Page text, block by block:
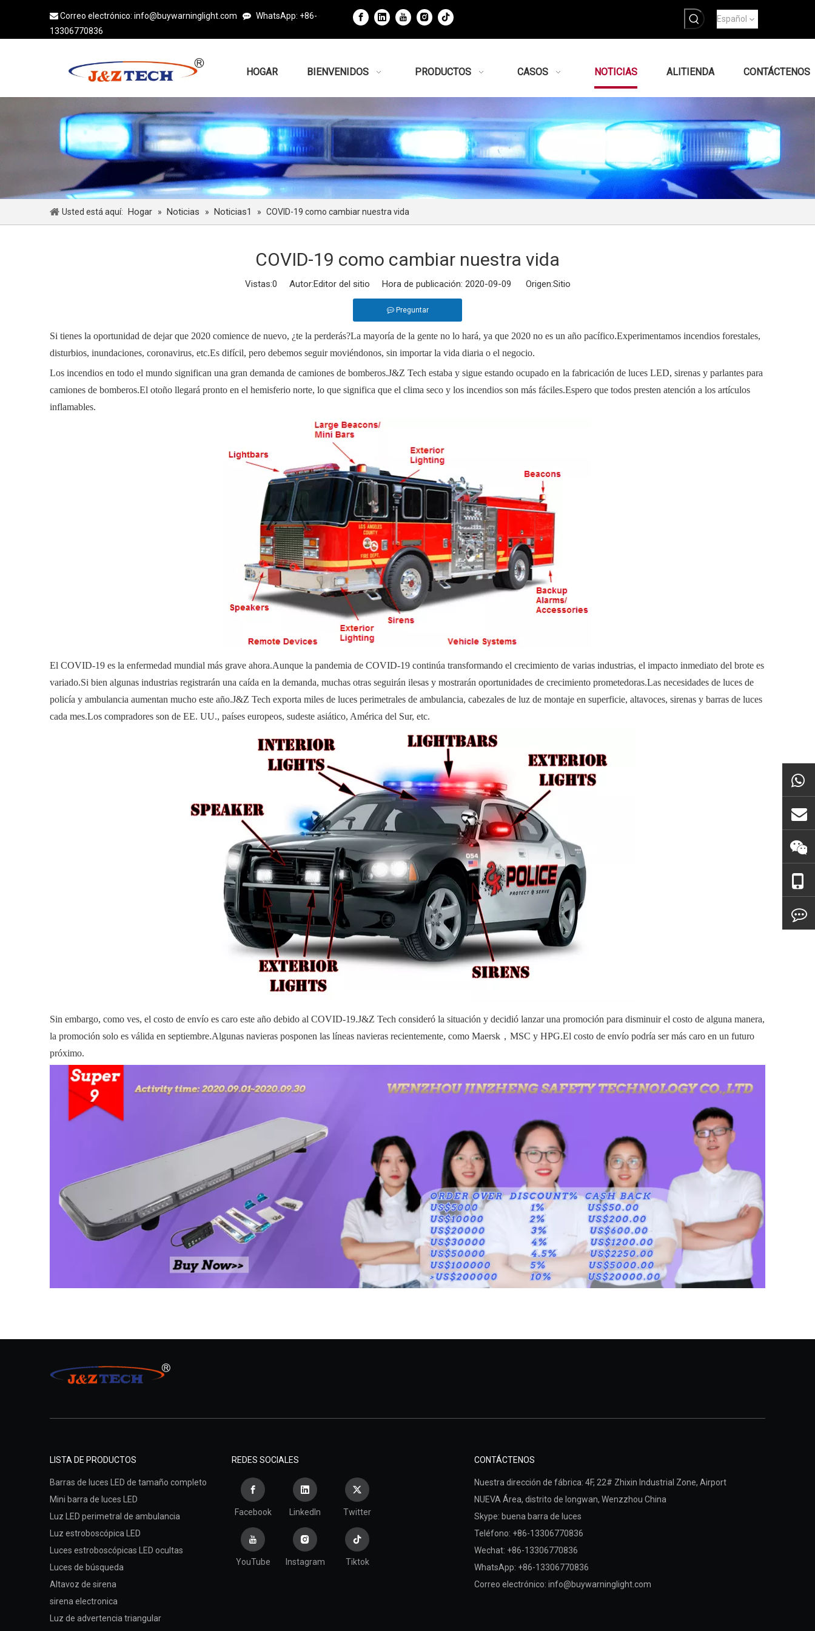
 Correo electrónico: info@buywarninglight.com  WhatsApp: +86-
13306770836
Español
HOGAR BIENVENIDOS PRODUCTOS CASOS NOTICIAS ALITIENDA CONTÁCTENOS
Usted está aquí: Hogar » Noticias » Noticias1 » COVID-19 como cambiar nuestra vida
COVID-19 como cambiar nuestra vida
Vistas:0 Autor:Editor del sitio Hora de publicación: 2020-09-09 Origen:Sitio
Preguntar
Si tienes la oportunidad de dejar que 2020 comience de nuevo, ¿te la perderás?La mayoría de la gente no lo hará, ya que 2020 no es un año pacífico.Experimentamos incendios forestales,
disturbios, inundaciones, coronavirus, etc.Es difícil, pero debemos seguir moviéndonos, sin importar la vida diaria o el negocio.
Los incendios en todo el mundo significan una gran demanda de camiones de bomberos.J&Z Tech estaba y sigue estando ocupado en la fabricación de luces LED, sirenas y parlantes para
camiones de bomberos.El otoño llegará pronto en el hemisferio norte, lo que significa que el clima seco y los incendios son más fáciles.Espero que todos presten atención a los artículos
inflamables.
El COVID-19 es la enfermedad mundial más grave ahora.Aunque la pandemia de COVID-19 continúa transformando el crecimiento de varias industrias, el impacto inmediato del brote es
variado.Si bien algunas industrias registrarán una caída en la demanda, muchas otras seguirán ilesas y mostrarán oportunidades de crecimiento prometedoras.Las necesidades de luces de
policía y ambulancia aumentan mucho este año.J&Z Tech exporta miles de luces perimetrales de ambulancia, cabezales de luz de montaje en superficie, altavoces, sirenas y barras de luces
cada mes.Los compradores son de EE. UU., países europeos, sudeste asiático, América del Sur, etc.
Sin embargo, como ves, el costo de envío es caro este año debido al COVID-19.J&Z Tech consideró la situación y decidió lanzar una promoción para disminuir el costo de alguna manera,
la promoción solo es válida en septiembre.Algunas navieras posponen las líneas navieras recientemente, como Maersk ， MSC y HPG.El costo de envío podría ser más caro en un futuro
próximo.
LISTA DE PRODUCTOS
Barras de luces LED de tamaño completo
Mini barra de luces LED
Luz LED perimetral de ambulancia
Luz estroboscópica LED
Luces estroboscópicas LED ocultas
Luces de búsqueda
Altavoz de sirena
sirena electronica
Luz de advertencia triangular
REDES SOCIALES
Facebook LinkedIn Twitter
YouTube Instagram Tiktok
CONTÁCTENOS
Nuestra dirección de fábrica: 4F, ​​22# Zhixin Industrial Zone, Airport
NUEVA Área, distrito de longwan, Wenzzhou China
Skype: buena barra de luces
Teléfono: +86-13306770836
Wechat: +86-13306770836
WhatsApp: +86-13306770836
Correo electrónico: info@buywarninglight.com